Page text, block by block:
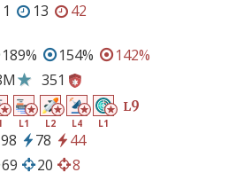
1 13 42
189% 154%
142%
351
L1 L2 L4 L1
L9
98 78
44
69 20 8